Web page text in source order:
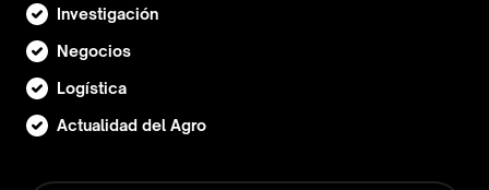
Investigación
Negocios
Logística
Actualidad del Agro